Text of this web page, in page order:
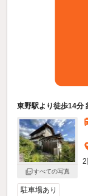
東野駅より徒歩14分
すべての写真
2
駐車場あり